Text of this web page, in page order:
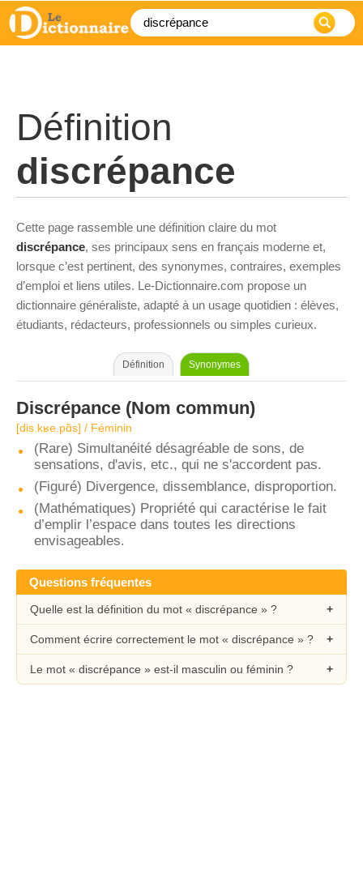
Définition
discrépance
Cette page rassemble une définition claire du mot
discrépance, ses principaux sens en français moderne et,
lorsque c’est pertinent, des synonymes, contraires, exemples
d’emploi et liens utiles. Le-Dictionnaire.com propose un
dictionnaire généraliste, adapté à un usage quotidien : élèves,
étudiants, rédacteurs, professionnels ou simples curieux.
Définition Synonymes
Discrépance (Nom commun)
[dis.kʁe.pɑ̃s] / Féminin
(Rare) Simultanéité désagréable de sons, de
sensations, d'avis, etc., qui ne s'accordent pas.
(Figuré) Divergence, dissemblance, disproportion.
(Mathématiques) Propriété qui caractérise le fait
d’emplir l’espace dans toutes les directions
envisageables.
Questions fréquentes
Quelle est la définition du mot « discrépance » ?
Comment écrire correctement le mot « discrépance » ?
Le mot « discrépance » est-il masculin ou féminin ?